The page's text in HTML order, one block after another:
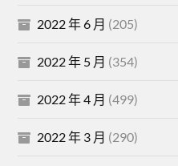
2022 年 6 月 (205)
2022 年 5 月 (354)
2022 年 4 月 (499)
2022 年 3 月 (290)